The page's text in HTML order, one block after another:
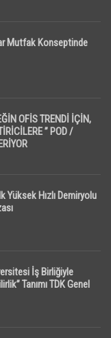
Mutfak Konseptinde
OFİS TRENDİ İÇİN,
” POD /
Yüksek Hızlı Demiryolu
İş Birliğiyle
Tanımı TDK Genel